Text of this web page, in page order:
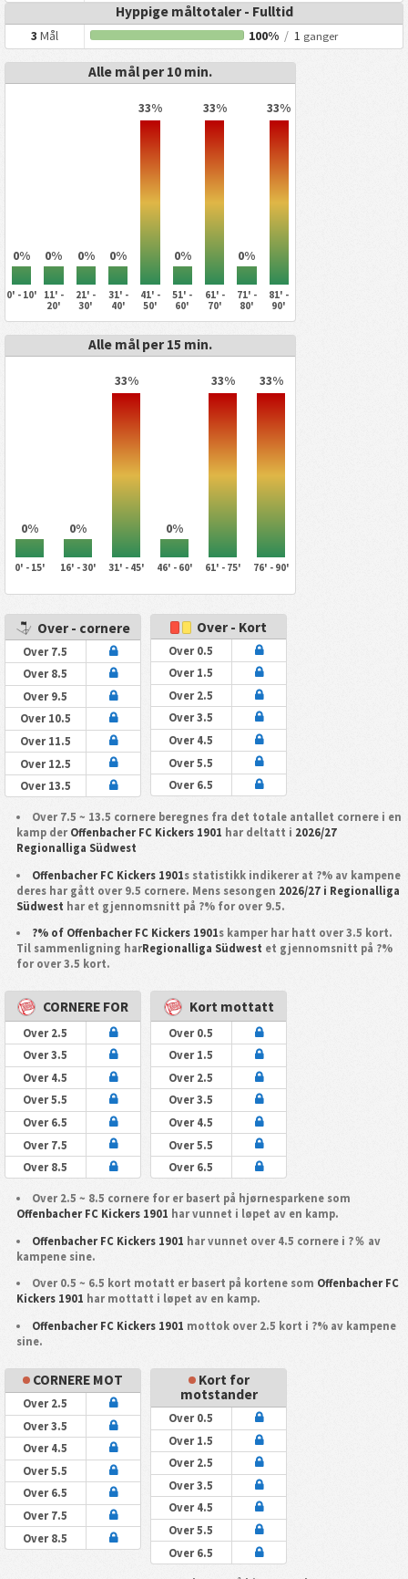
Hyppige måltotaler - Fulltid
3Mål 100% / 1 ganger
Alle mål per 10 min.
0% 0% 0% 0%
33%
0%
33%
0%
33%
0' - 10'
11' -
20'
21' -
30'
31' -
40'
41' -
50'
51' -
60'
61' -
70'
71' -
80'
81' -
90'
Alle mål per 15 min.
0% 0%
33%
0%
33% 33%
0' - 15' 16' - 30' 31' - 45' 46' - 60' 61' - 75' 76' - 90'
Over - cornere
Over 7.5
Over 8.5
Over 9.5
Over 10.5
Over 11.5
Over 12.5
Over 13.5
Over - Kort
Over 0.5
Over 1.5
Over 2.5
Over 3.5
Over 4.5
Over 5.5
Over 6.5
Over 7.5 ~ 13.5 cornere beregnes fra det totale antallet cornere i en
kamp der Offenbacher FC Kickers 1901 har deltatt i 2026/27
Regionalliga Südwest
Offenbacher FC Kickers 1901s statistikk indikerer at ?% av kampene
deres har gått over 9.5 cornere. Mens sesongen 2026/27 i Regionalliga
Südwest har et gjennomsnitt på ?% for over 9.5.
?% of Offenbacher FC Kickers 1901s kamper har hatt over 3.5 kort.
Til sammenligning harRegionalliga Südwestet gjennomsnitt på ?%
for over 3.5 kort.
CORNERE FOR
Over 2.5
Over 3.5
Over 4.5
Over 5.5
Over 6.5
Over 7.5
Over 8.5
Kort mottatt
Over 0.5
Over 1.5
Over 2.5
Over 3.5
Over 4.5
Over 5.5
Over 6.5
Over 2.5 ~ 8.5 cornere for er basert på hjørnesparkene som
Offenbacher FC Kickers 1901 har vunnet i løpet av en kamp.
Offenbacher FC Kickers 1901 har vunnet over 4.5 cornere i ?％ av
kampene sine.
Over 0.5 ~ 6.5 kort motatt er basert på kortene som Offenbacher FC
Kickers 1901 har mottatt i løpet av en kamp.
Offenbacher FC Kickers 1901 mottok over 2.5 kort i ?% av kampene
sine.
CORNERE MOT
Over 2.5
Over 3.5
Over 4.5
Over 5.5
Over 6.5
Over 7.5
Over 8.5
Kort for
motstander
Over 0.5
Over 1.5
Over 2.5
Over 3.5
Over 4.5
Over 5.5
Over 6.5